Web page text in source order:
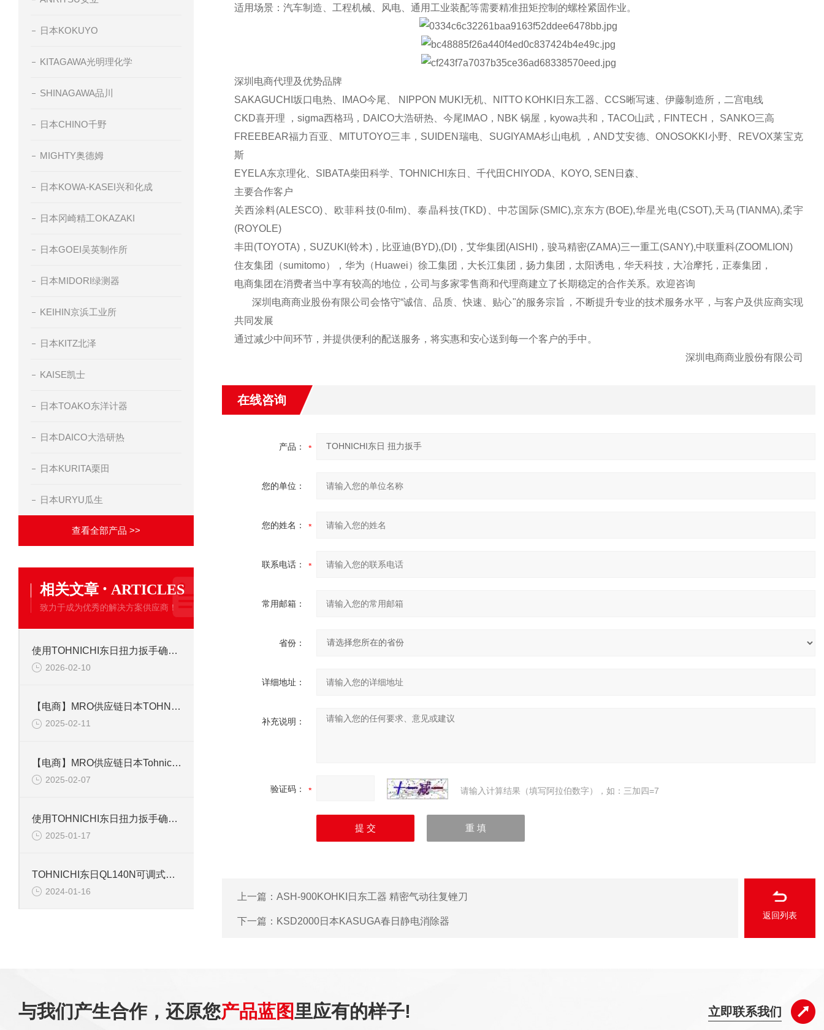
日本KOKUYO
KITAGAWA光明理化学
SHINAGAWA品川
日本CHINO千野
MIGHTY奥德姆
日本KOWA-KASEI兴和化成
日本冈崎精工OKAZAKI
日本GOEI吴英制作所
日本MIDORI绿测器
KEIHIN京浜工业所
日本KITZ北泽
KAISE凯士
日本TOAKO东洋计器
日本DAICO大浩研热
日本KURITA栗田
日本URYU瓜生
查看全部产品 >>
相关文章 · ARTICLES
致力于成为优秀的解决方案供应商！
使用TOHNICHI东日扭力扳手确保连接件安全性的有效方法
2026-02-10
【电商】MRO供应链日本TOHNICHI东日扭矩扳手QL10N-MH
2025-02-11
【电商】MRO供应链日本Tohnichi东日起子（螺丝刀）FTD100CN2-S
2025-02-07
使用TOHNICHI东日扭力扳手确保机械装配的精度
2025-01-17
TOHNICHI东日QL140N可调式扭力扳手资料介绍
2024-01-16
适用场景：汽车制造、工程机械、风电、通用工业装配等需要精准扭矩控制的螺栓紧固作业。
深圳电商代理及优势品牌
SAKAGUCHI坂口电热、IMAO今尾、 NIPPON MUKI无机、NITTO KOHKI日东工器、CCS晰写速、伊藤制造所，二宫电线
CKD喜开理 ，sigma西格玛，DAICO大浩研热、今尾IMAO，NBK 锅屋，kyowa共和，TACO山武，FINTECH， SANKO三高
FREEBEAR福力百亚、MITUTOYO三丰，SUIDEN瑞电、SUGIYAMA杉山电机 ，AND艾安德、ONOSOKKI小野、REVOX莱宝克
斯
EYELA东京理化、SIBATA柴田科学、TOHNICHI东日、千代田CHIYODA、KOYO, SEN日森、
主要合作客户
关西涂料(ALESCO)、欧菲科技(0-film)、泰晶科技(TKD)、中芯国际(SMIC),京东方(BOE),华星光电(CSOT),天马(TIANMA),柔宇
(ROYOLE)
丰田(TOYOTA)，SUZUKI(铃木)，比亚迪(BYD),(DI)，艾华集团(AISHI)，骏马精密(ZAMA)三一重工(SANY),中联重科(ZOOMLION)
住友集团（sumitomo），华为（Huawei）徐工集团，大长江集团，扬力集团，太阳诱电，华天科技，大冶摩托，正泰集团，
电商集团在消费者当中享有较高的地位，公司与多家零售商和代理商建立了长期稳定的合作关系。欢迎咨询
深圳电商商业股份有限公司会恪守“诚信、品质、快速、贴心"的服务宗旨，不断提升专业的技术服务水平，与客户及供应商实现
共同发展
通过减少中间环节，并提供便利的配送服务，将实惠和安心送到每一个客户的手中。
深圳电商商业股份有限公司
在线咨询
产品：
您的单位：
您的姓名：
联系电话：
常用邮箱：
省份：
详细地址：
补充说明：
验证码： 请输入计算结果（填写阿拉伯数字），如：三加四=7
上一篇： ASH-900KOHKI日东工器 精密气动往复锉刀
下一篇： KSD2000日本KASUGA春日静电消除器
返回列表
与我们产生合作，还原您产品蓝图里应有的样子! 立即联系我们